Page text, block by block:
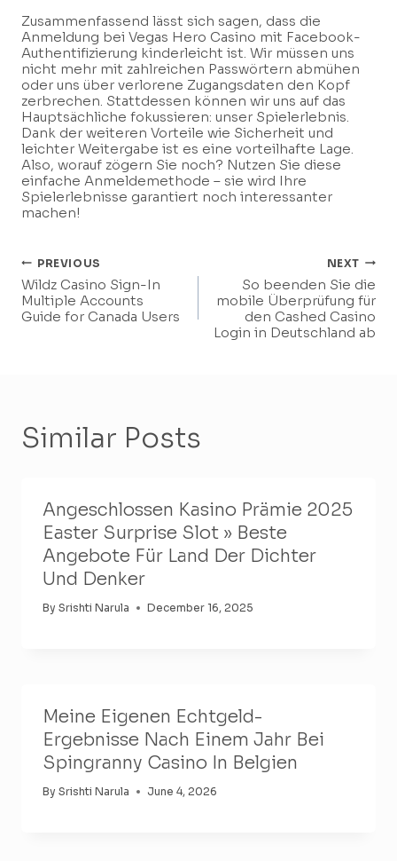
Zusammenfassend lässt sich sagen, dass die
Anmeldung bei Vegas Hero Casino mit Facebook-
Authentifizierung kinderleicht ist. Wir müssen uns
nicht mehr mit zahlreichen Passwörtern abmühen
oder uns über verlorene Zugangsdaten den Kopf
zerbrechen. Stattdessen können wir uns auf das
Hauptsächliche fokussieren: unser Spielerlebnis.
Dank der weiteren Vorteile wie Sicherheit und
leichter Weitergabe ist es eine vorteilhafte Lage.
Also, worauf zögern Sie noch? Nutzen Sie diese
einfache Anmeldemethode – sie wird Ihre
Spielerlebnisse garantiert noch interessanter
machen!
Post
Navigation
PREVIOUS
Wildz Casino Sign-In
Multiple Accounts
Guide for Canada Users
NEXT
So beenden Sie die
mobile Überprüfung für
den Cashed Casino
Login in Deutschland ab
Similar Posts
Angeschlossen Kasino Prämie 2025
Easter Surprise Slot » Beste
Angebote Für Land Der Dichter
Und Denker
By Srishti Narula December 16, 2025
Meine Eigenen Echtgeld-
Ergebnisse Nach Einem Jahr Bei
Spingranny Casino In Belgien
By Srishti Narula June 4, 2026